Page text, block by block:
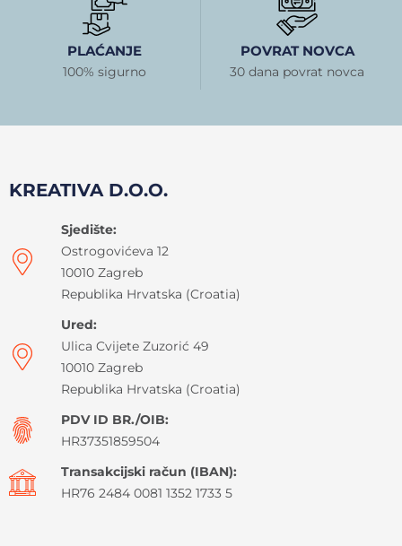
PLAĆANJE
100% sigurno
POVRAT NOVCA
30 dana povrat novca
KREATIVA D.O.O.
Sjedište:
Ostrogovićeva 12
10010 Zagreb
Republika Hrvatska (Croatia)
Ured:
Ulica Cvijete Zuzorić 49
10010 Zagreb
Republika Hrvatska (Croatia)
PDV ID BR./OIB:
HR37351859504
Transakcijski račun (IBAN):
HR76 2484 0081 1352 1733 5